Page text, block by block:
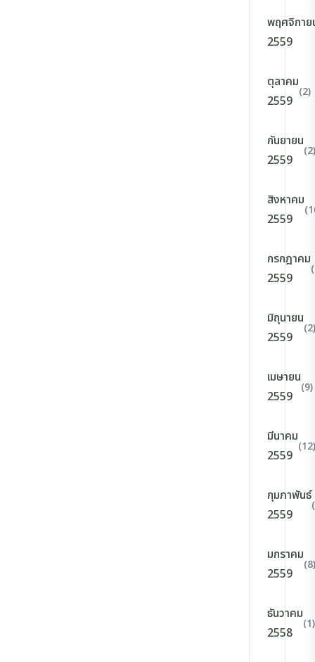
พฤศจิกาย
2559
ตุลาคม
2559
(2)
กันยายน
2559
(2)
สิงหาคม
2559
กรกฎาคม
2559
มิถุนายน
2559
(2)
เมษายน
2559
(9)
มีนาคม
2559
(12)
กุมภาพันธ์
2559
มกราคม
2559
(8)
ธันวาคม
2558
(1)